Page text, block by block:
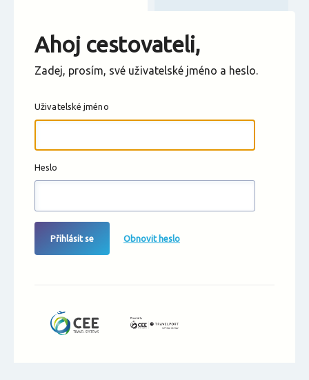
Změnit měnu
Ahoj cestovateli,
Zadej, prosím, své uživatelské jméno a heslo.
Uživatelské jméno
Heslo
Přihlásit se Obnovit heslo